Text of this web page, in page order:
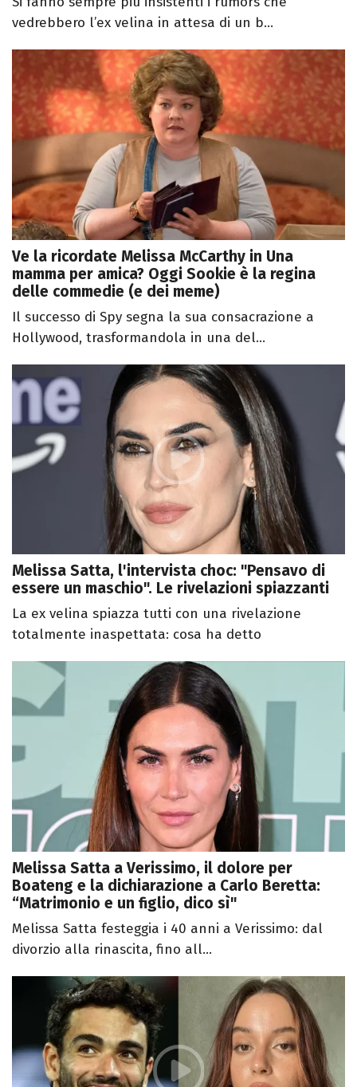
vedrebbero l’ex velina in attesa di un b...
Ve la ricordate Melissa McCarthy in Una
mamma per amica? Oggi Sookie è la regina
delle commedie (e dei meme)
Il successo di Spy segna la sua consacrazione a
Hollywood, trasformandola in una del...
Melissa Satta, l'intervista choc: "Pensavo di
essere un maschio". Le rivelazioni spiazzanti
La ex velina spiazza tutti con una rivelazione
totalmente inaspettata: cosa ha detto
Melissa Satta a Verissimo, il dolore per
Boateng e la dichiarazione a Carlo Beretta:
“Matrimonio e un figlio, dico sì"
Melissa Satta festeggia i 40 anni a Verissimo: dal
divorzio alla rinascita, fino all...